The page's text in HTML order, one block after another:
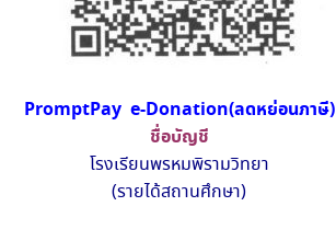
PromptPay e-Donation(ลดหย่อนภาษี)
ชื่อบัญชี
โรงเรียนพรหมพิรามวิทยา
(รายได้สถานศึกษา)